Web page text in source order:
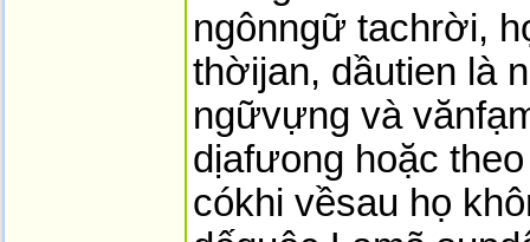
ngônngữ tachrời,
thờijan, dầutien là
ngữvựng và
dịafưong hoặc
cókhi vềsau họ